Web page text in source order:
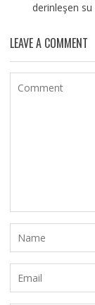
derinleşen
LEAVE A COMMENT